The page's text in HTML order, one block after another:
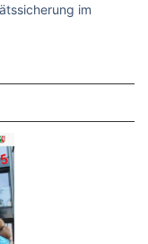
im
ANGESEHENE